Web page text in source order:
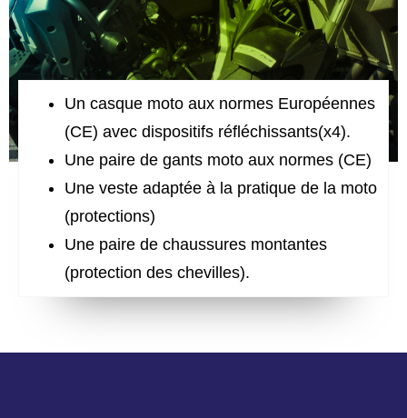
Un casque moto aux normes Européennes
(CE) avec dispositifs réfléchissants(x4).
Une paire de gants moto aux normes (CE)
Une veste adaptée à la pratique de la moto
(protections)
Une paire de chaussures montantes
(protection des chevilles).